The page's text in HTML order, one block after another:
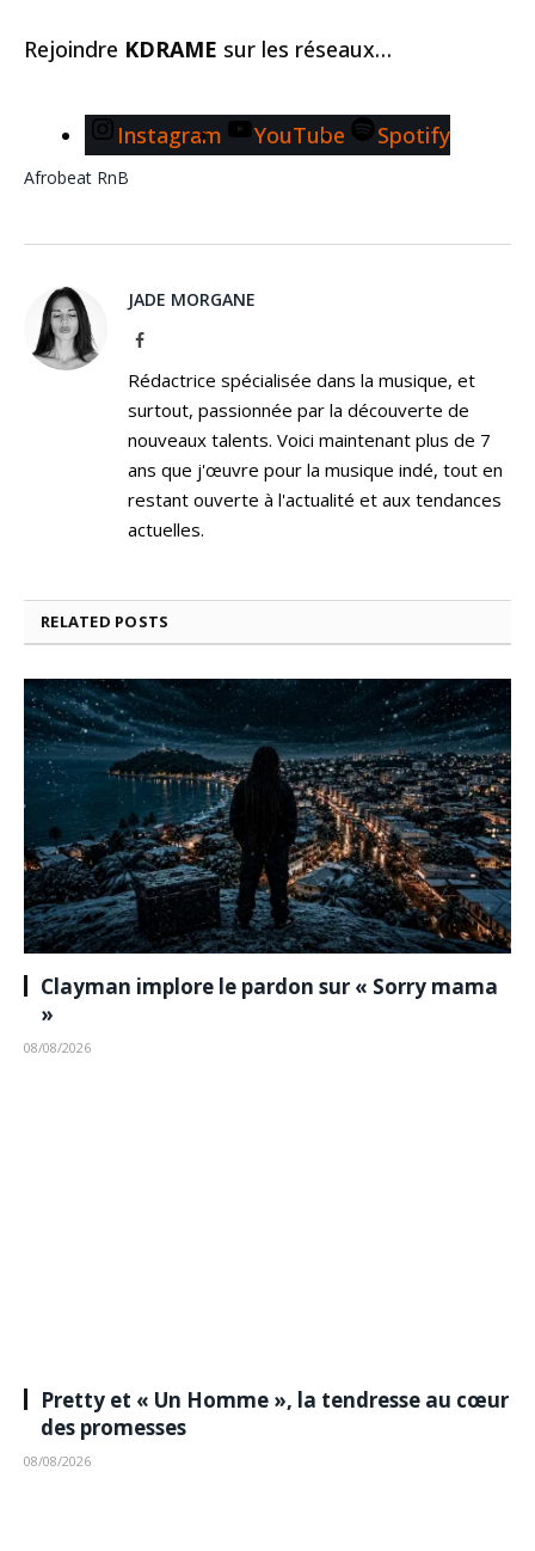
Rejoindre KDRAME sur les réseaux…
Instagram YouTube Spotify
Afrobeat RnB
JADE MORGANE
Facebook
Rédactrice spécialisée dans la musique, et
surtout, passionnée par la découverte de
nouveaux talents. Voici maintenant plus de 7
ans que j'œuvre pour la musique indé, tout en
restant ouverte à l'actualité et aux tendances
actuelles.
RELATED POSTS
Clayman implore le pardon sur « Sorry mama
»
08/08/2026
Pretty et « Un Homme », la tendresse au cœur
des promesses
08/08/2026